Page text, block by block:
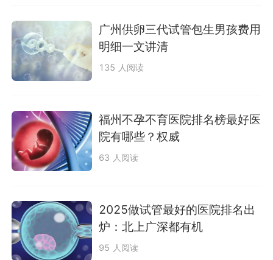
广州供卵三代试管包生男孩费用
明细一文讲清
135 人阅读
福州不孕不育医院排名榜最好医
院有哪些？权威
63 人阅读
2025做试管最好的医院排名出
炉：北上广深都有机
95 人阅读